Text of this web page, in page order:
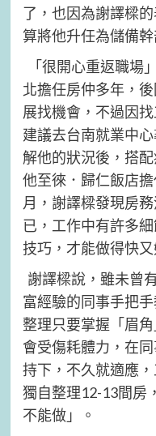
了，也因為謝譯樑
算將他升任為儲備幹
「很開心重返職場
北擔任房仲多年，
展找機會，不過因
建議去台南就業中
解他的狀況後，搭
他至徠．歸仁飯店
月，謝譯樑發現房
已，工作中有許多
技巧，才能做得快又
謝譯樑說，雖未曾
富經驗的同事手把
整理只要掌握「眉
會受傷耗體力，在
持下，不久就適應
獨自整理12-13間房
不能做」。